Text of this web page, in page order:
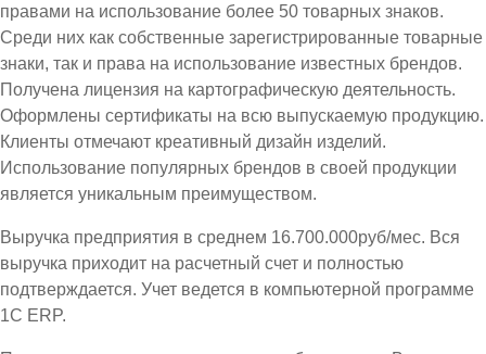
правами на использование более 50 товарных знаков.
Среди них как собственные зарегистрированные товарные
знаки, так и права на использование известных брендов.
Получена лицензия на картографическую деятельность.
Оформлены сертификаты на всю выпускаемую продукцию.
Клиенты отмечают креативный дизайн изделий.
Использование популярных брендов в своей продукции
является уникальным преимуществом.
Выручка предприятия в среднем 16.700.000руб/мес. Вся
выручка приходит на расчетный счет и полностью
подтверждается. Учет ведется в компьютерной программе
1С ЕRP.